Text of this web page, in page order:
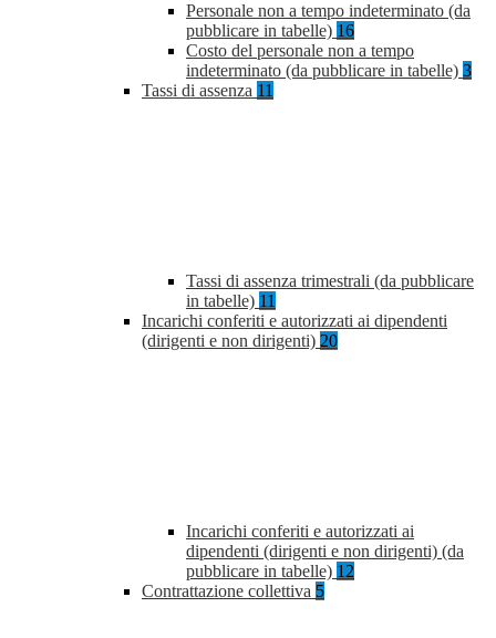
Personale non a tempo indeterminato (da
pubblicare in tabelle) 16
Costo del personale non a tempo
indeterminato (da pubblicare in tabelle) 3
Tassi di assenza 11
Tassi di assenza trimestrali (da pubblicare
in tabelle) 11
Incarichi conferiti e autorizzati ai dipendenti
(dirigenti e non dirigenti) 20
Incarichi conferiti e autorizzati ai
dipendenti (dirigenti e non dirigenti) (da
pubblicare in tabelle) 12
Contrattazione collettiva 5